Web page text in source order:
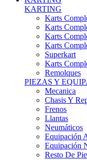
Karts
Karts
Karts
Karts
Superkart
Karts
Remolques
PIEZAS Y
Mecanica
Chasis Y
Frenos
Llantas
Neumáticos
Equipación
Equipación
Resto De
ANUNCIOS DE